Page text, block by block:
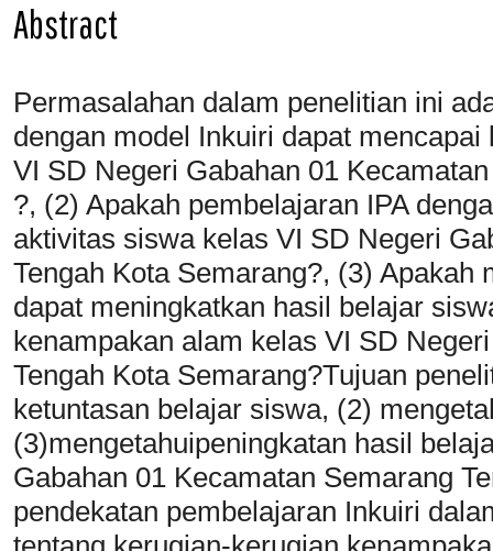
Abstract
Permasalahan dalam penelitian ini
dengan model Inkuiri dapat
VI SD Negeri Gabahan 01
?, (2) Apakah pembelajaran IPA
aktivitas siswa kelas VI SD Negeri
Tengah Kota Semarang?, (3)
dapat meningkatkan hasil belajar
kenampakan alam kelas VI SD
Tengah Kota Semarang?Tujuan
ketuntasan belajar siswa, (2)
(3)mengetahuipeningkatan hasil
Gabahan 01 Kecamatan Semarang
pendekatan pembelajaran Inkuiri